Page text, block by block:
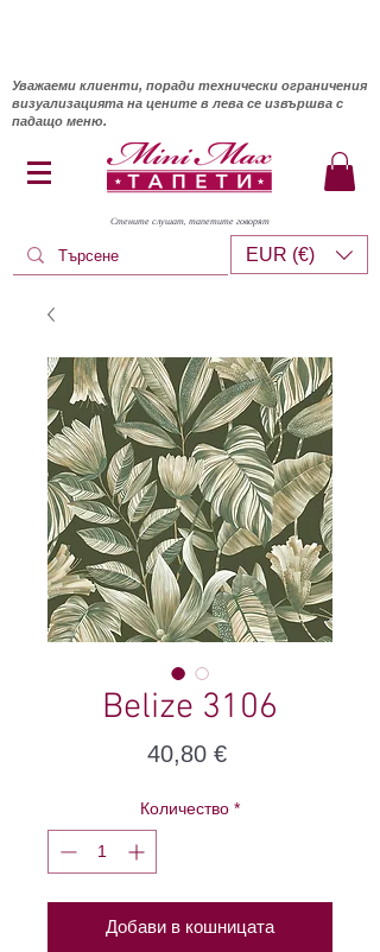
Уважаеми клиенти, поради технически ограничения
визуализацията на цените в лева се извършва с
падащо меню.
Стените слушат, тапетите говорят
EUR (€)
Belize 3106
40,80 €Цена
Количество *
Добави в кошницата